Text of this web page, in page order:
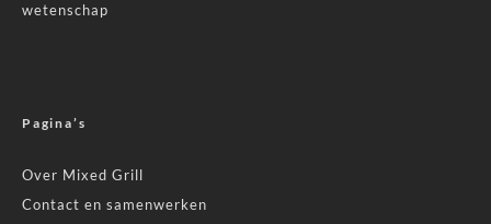
wetenschap
Pagina’s
Over Mixed Grill
Contact en samenwerken